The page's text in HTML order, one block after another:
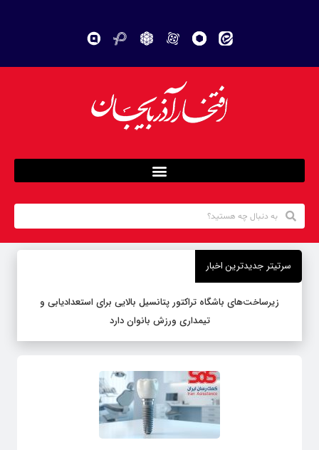
سرتیتر جدیدترین اخبار
زیرساخت‌های باشگاه تراکتور پتانسیل بالایی برای استعدادیابی و
تیمداری ورزش بانوان دارد